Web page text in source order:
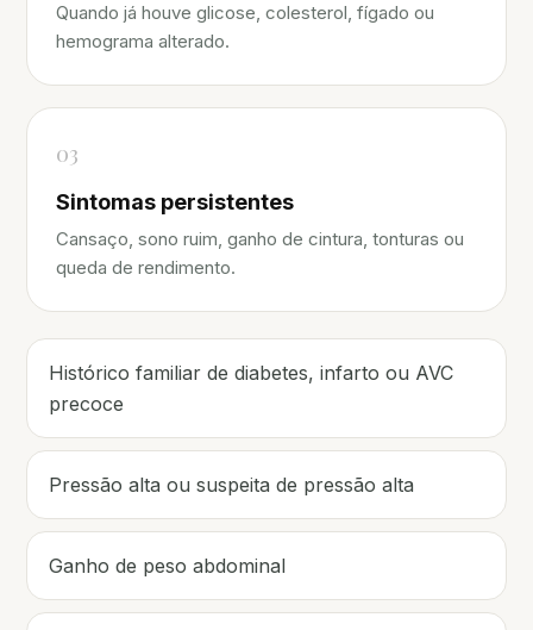
Quando já houve glicose, colesterol, fígado ou
hemograma alterado.
03
Sintomas persistentes
Cansaço, sono ruim, ganho de cintura, tonturas ou
queda de rendimento.
Histórico familiar de diabetes, infarto ou AVC
precoce
Pressão alta ou suspeita de pressão alta
Ganho de peso abdominal